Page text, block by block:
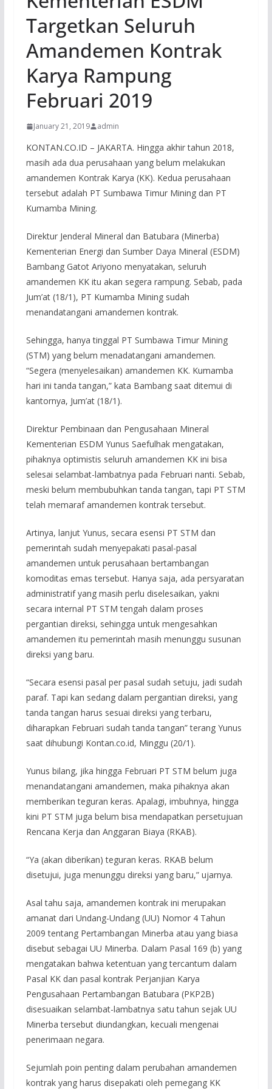
Targetkan Seluruh
Amandemen Kontrak
Karya Rampung
Februari 2019
January 21, 2019 admin
KONTAN.CO.ID – JAKARTA. Hingga akhir tahun 2018,
masih ada dua perusahaan yang belum melakukan
amandemen Kontrak Karya (KK). Kedua perusahaan
tersebut adalah PT Sumbawa Timur Mining dan PT
Kumamba Mining.
Direktur Jenderal Mineral dan Batubara (Minerba)
Kementerian Energi dan Sumber Daya Mineral (ESDM)
Bambang Gatot Ariyono menyatakan, seluruh
amandemen KK itu akan segera rampung. Sebab, pada
Jum’at (18/1), PT Kumamba Mining sudah
menandatangani amandemen kontrak.
Sehingga, hanya tinggal PT Sumbawa Timur Mining
(STM) yang belum menadatangani amandemen.
“Segera (menyelesaikan) amandemen KK. Kumamba
hari ini tanda tangan,” kata Bambang saat ditemui di
kantornya, Jum’at (18/1).
Direktur Pembinaan dan Pengusahaan Mineral
Kementerian ESDM Yunus Saefulhak mengatakan,
pihaknya optimistis seluruh amandemen KK ini bisa
selesai selambat-lambatnya pada Februari nanti. Sebab,
meski belum membubuhkan tanda tangan, tapi PT STM
telah memaraf amandemen kontrak tersebut.
Artinya, lanjut Yunus, secara esensi PT STM dan
pemerintah sudah menyepakati pasal-pasal
amandemen untuk perusahaan bertambangan
komoditas emas tersebut. Hanya saja, ada persyaratan
administratif yang masih perlu diselesaikan, yakni
secara internal PT STM tengah dalam proses
pergantian direksi, sehingga untuk mengesahkan
amandemen itu pemerintah masih menunggu susunan
direksi yang baru.
“Secara esensi pasal per pasal sudah setuju, jadi sudah
paraf. Tapi kan sedang dalam pergantian direksi, yang
tanda tangan harus sesuai direksi yang terbaru,
diharapkan Februari sudah tanda tangan” terang Yunus
saat dihubungi Kontan.co.id, Minggu (20/1).
Yunus bilang, jika hingga Februari PT STM belum juga
menandatangani amandemen, maka pihaknya akan
memberikan teguran keras. Apalagi, imbuhnya, hingga
kini PT STM juga belum bisa mendapatkan persetujuan
Rencana Kerja dan Anggaran Biaya (RKAB).
“Ya (akan diberikan) teguran keras. RKAB belum
disetujui, juga menunggu direksi yang baru,” ujarnya.
Asal tahu saja, amandemen kontrak ini merupakan
amanat dari Undang-Undang (UU) Nomor 4 Tahun
2009 tentang Pertambangan Minerba atau yang biasa
disebut sebagai UU Minerba. Dalam Pasal 169 (b) yang
mengatakan bahwa ketentuan yang tercantum dalam
Pasal KK dan pasal kontrak Perjanjian Karya
Pengusahaan Pertambangan Batubara (PKP2B)
disesuaikan selambat-lambatnya satu tahun sejak UU
Minerba tersebut diundangkan, kecuali mengenai
penerimaan negara.
Sejumlah poin penting dalam perubahan amandemen
kontrak yang harus disepakati oleh pemegang KK